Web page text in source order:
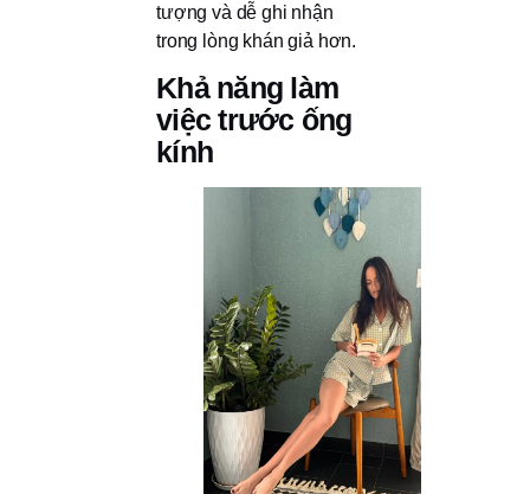
tượng và dễ ghi nhận
trong lòng khán giả hơn.
Khả năng làm
việc trước ống
kính